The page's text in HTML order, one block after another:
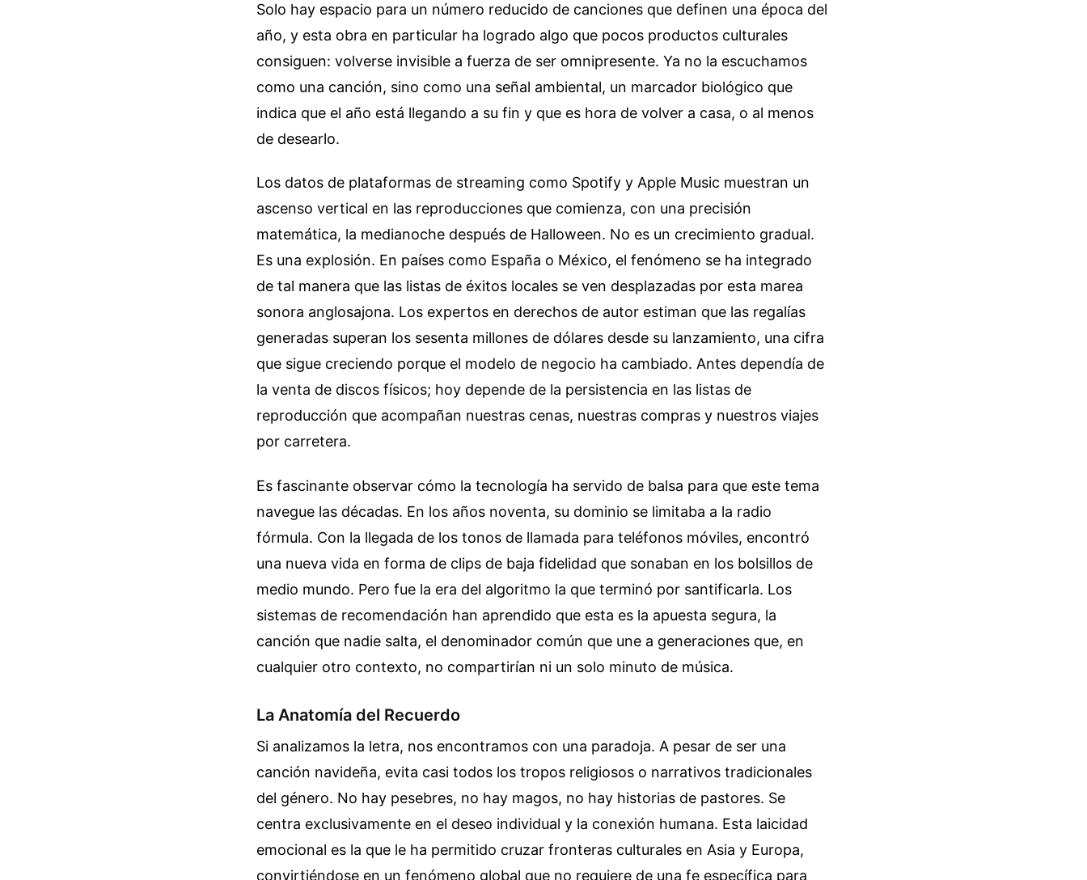
Solo hay espacio para un número reducido de canciones que definen una época del
año, y esta obra en particular ha logrado algo que pocos productos culturales
consiguen: volverse invisible a fuerza de ser omnipresente. Ya no la escuchamos
como una canción, sino como una señal ambiental, un marcador biológico que
indica que el año está llegando a su fin y que es hora de volver a casa, o al menos
de desearlo.
Los datos de plataformas de streaming como Spotify y Apple Music muestran un
ascenso vertical en las reproducciones que comienza, con una precisión
matemática, la medianoche después de Halloween. No es un crecimiento gradual.
Es una explosión. En países como España o México, el fenómeno se ha integrado
de tal manera que las listas de éxitos locales se ven desplazadas por esta marea
sonora anglosajona. Los expertos en derechos de autor estiman que las regalías
generadas superan los sesenta millones de dólares desde su lanzamiento, una cifra
que sigue creciendo porque el modelo de negocio ha cambiado. Antes dependía de
la venta de discos físicos; hoy depende de la persistencia en las listas de
reproducción que acompañan nuestras cenas, nuestras compras y nuestros viajes
por carretera.
Es fascinante observar cómo la tecnología ha servido de balsa para que este tema
navegue las décadas. En los años noventa, su dominio se limitaba a la radio
fórmula. Con la llegada de los tonos de llamada para teléfonos móviles, encontró
una nueva vida en forma de clips de baja fidelidad que sonaban en los bolsillos de
medio mundo. Pero fue la era del algoritmo la que terminó por santificarla. Los
sistemas de recomendación han aprendido que esta es la apuesta segura, la
canción que nadie salta, el denominador común que une a generaciones que, en
cualquier otro contexto, no compartirían ni un solo minuto de música.
La Anatomía del Recuerdo
Si analizamos la letra, nos encontramos con una paradoja. A pesar de ser una
canción navideña, evita casi todos los tropos religiosos o narrativos tradicionales
del género. No hay pesebres, no hay magos, no hay historias de pastores. Se
centra exclusivamente en el deseo individual y la conexión humana. Esta laicidad
emocional es la que le ha permitido cruzar fronteras culturales en Asia y Europa,
convirtiéndose en un fenómeno global que no requiere de una fe específica para